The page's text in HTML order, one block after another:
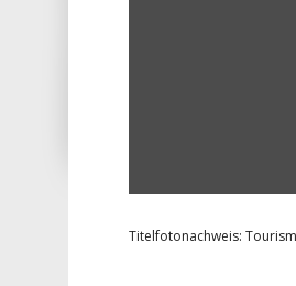
Titelfotonachweis: